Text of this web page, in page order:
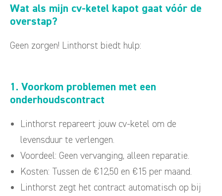
Wat als mijn cv-ketel kapot gaat vóór de
overstap?
Geen zorgen! Linthorst biedt hulp:
1. Voorkom problemen met een
onderhoudscontract
Linthorst repareert jouw cv-ketel om de
levensduur te verlengen.
Voordeel: Geen vervanging, alleen reparatie.
Kosten: Tussen de €12,50 en €15 per maand.
Linthorst zegt het contract automatisch op bij